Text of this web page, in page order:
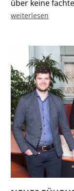
über keine
weiterlesen